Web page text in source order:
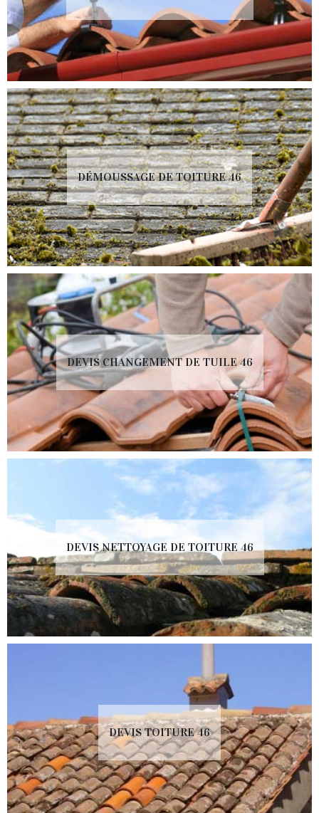
DÉMOUSSAGE DE TOITURE 46
DEVIS CHANGEMENT DE TUILE 46
DEVIS NETTOYAGE DE TOITURE 46
DEVIS TOITURE 46